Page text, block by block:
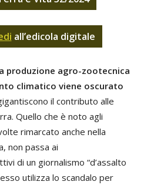
all’edicola digitale
produzione agro-zootecnica
climatico viene oscurato
il contributo alle
Quello che è noto agli
rimarcato anche nella
non passa ai
di un giornalismo “d’assalto
utilizza lo scandalo per